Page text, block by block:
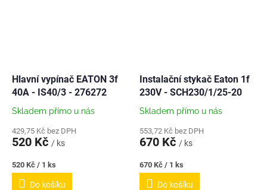
Hlavní vypínač EATON 3f
40A - IS40/3 - 276272
Skladem přímo u nás
429,75 Kč bez DPH
520 Kč / ks
Měrná
cena:
520 Kč / 1 ks
Do košíku
Instalační stykač Eaton 1f
230V - SCH230/1/25-20
Skladem přímo u nás
553,72 Kč bez DPH
670 Kč / ks
Měrná
cena:
670 Kč / 1 ks
Do košíku